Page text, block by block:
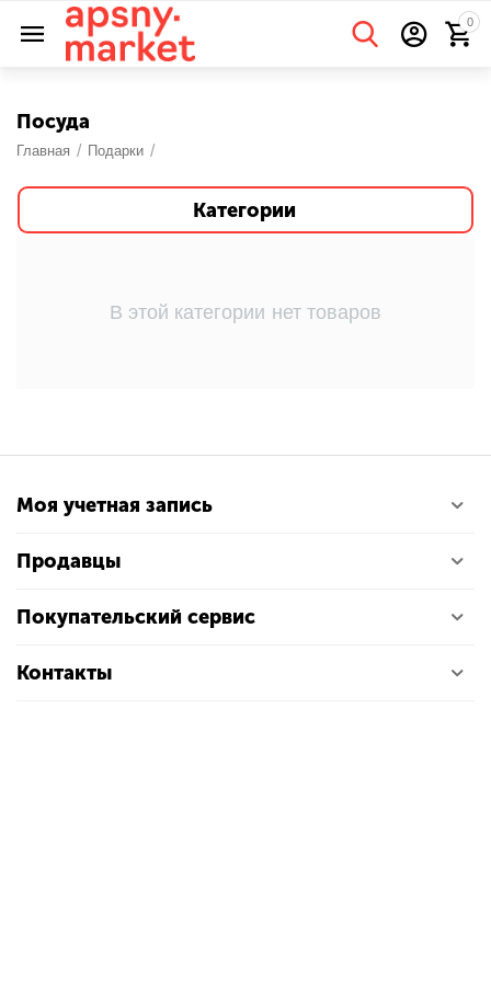
0
Посуда
Главная / Подарки /
Категории
В этой категории нет товаров
Моя учетная запись
Продавцы
Покупательский сервис
Контакты